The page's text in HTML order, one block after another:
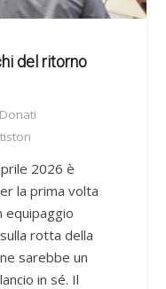
del ritorno
2026 è
la prima volta
equipaggio
rotta della
sarebbe un
in sé. Il